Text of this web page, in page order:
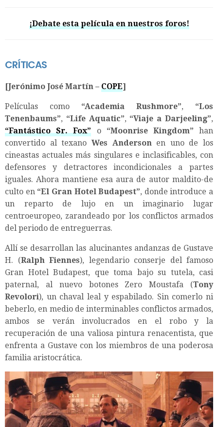
¡Debate esta película en nuestros foros!
CRÍTICAS
[Jerónimo José Martín – COPE]
Películas como “Academia Rushmore”, “Los
Tenenbaums”, “Life Aquatic”, “Viaje a Darjeeling”,
“Fantástico Sr. Fox” o “Moonrise Kingdom” han
convertido al texano Wes Andersonen uno de los
cineastas actuales más singulares e inclasificables, con
defensores y detractores incondicionales a partes
iguales. Ahora mantiene esa aura de autor maldito-de
culto en “El Gran Hotel Budapest”, donde introduce a
un reparto de lujo en un imaginario lugar
centroeuropeo, zarandeado por los conflictos armados
del periodo de entreguerras.
Allí se desarrollan las alucinantes andanzas de Gustave
H. (Ralph Fiennes), legendario conserje del famoso
Gran Hotel Budapest, que toma bajo su tutela, casi
paternal, al nuevo botones Zero Moustafa (Tony
Revolori), un chaval leal y espabilado. Sin comerlo ni
beberlo, en medio de interminables conflictos armados,
ambos se verán involucrados en el robo y la
recuperación de una valiosa pintura renacentista, que
enfrenta a Gustave con los miembros de una poderosa
familia aristocrática.